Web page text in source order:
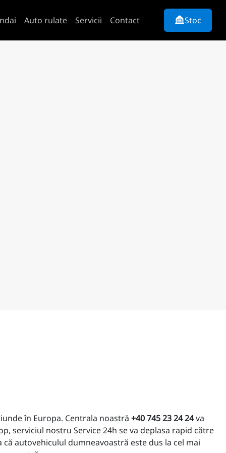
Auto rulate Servicii Contact Stoc
în Europa. Centrala noastră +40 745 23 24 24va
serviciul nostru Service 24h se va deplasa rapid către
autovehiculul dumneavoastră este dus la cel mai